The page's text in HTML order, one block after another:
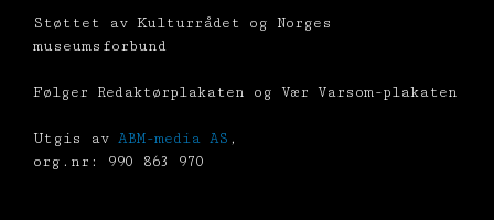
Støttet av Kulturrådet og Norges
museumsforbund
Følger Redaktørplakaten og Vær Varsom-plakaten
Utgis av ABM-media AS ,
org.nr: 990 863 970